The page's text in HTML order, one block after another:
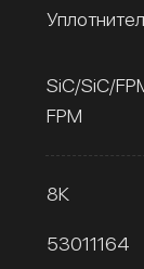
SiC/SiC/
FPM
8К
53011164